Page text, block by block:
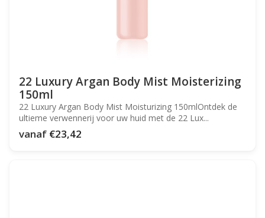
22 Luxury Argan Body Mist Moisterizing
150ml
22 Luxury Argan Body Mist Moisturizing 150mlOntdek de
ultieme verwennerij voor uw huid met de 22 Lux...
vanaf €23,42